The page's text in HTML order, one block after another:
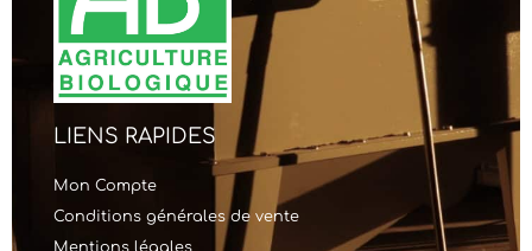
LIENS RAPIDES
Mon Compte
Conditions générales de vente
Mentions légales